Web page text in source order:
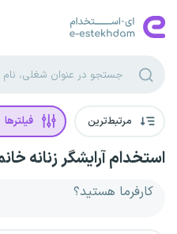
مرتبط‌ترین فیلترها
استخدام آرایشگر زنانه
کارفرما هستید؟